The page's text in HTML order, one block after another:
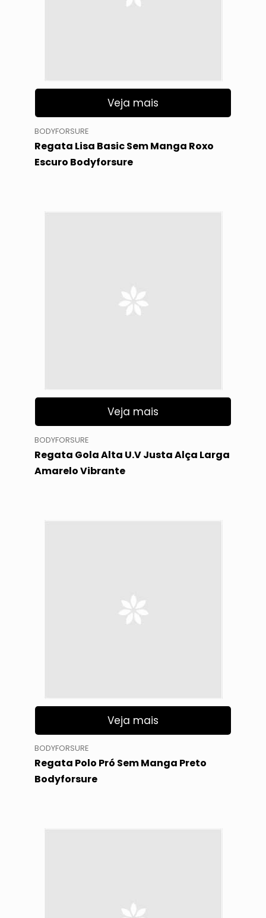
Veja mais
BODYFORSURE
Regata Lisa Basic Sem Manga Roxo
Escuro Bodyforsure
Veja mais
BODYFORSURE
Regata Gola Alta U.V Justa Alça Larga
Amarelo Vibrante
Veja mais
BODYFORSURE
Regata Polo Pró Sem Manga Preto
Bodyforsure